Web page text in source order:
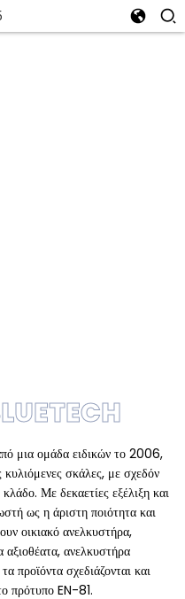
μια ομάδα ειδικών το 2006,
σκάλες, με σχεδόν
Με δεκαετίες εξέλιξη και
ως η άριστη ποιότητα και
οικιακό ανελκυστήρα,
αξιοθέατα, ανελκυστήρα
προϊόντα σχεδιάζονται και
πρότυπο EN-81.